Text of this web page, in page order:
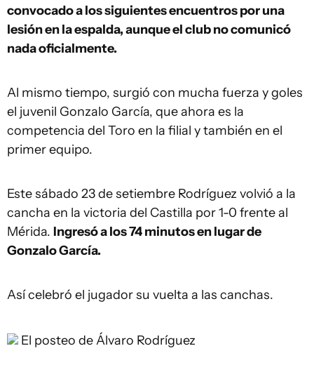
convocado a los siguientes encuentros por una
lesión en la espalda, aunque el club no comunicó
nada oficialmente.
Al mismo tiempo, surgió con mucha fuerza y goles
el juvenil Gonzalo García, que ahora es la
competencia del Toro en la filial y también en el
primer equipo.
Este sábado 23 de setiembre Rodríguez volvió a la
cancha en la victoria del Castilla por 1-0 frente al
Mérida. Ingresó a los 74 minutos en lugar de
Gonzalo García.
Así celebró el jugador su vuelta a las canchas.
El posteo de Álvaro Rodríguez